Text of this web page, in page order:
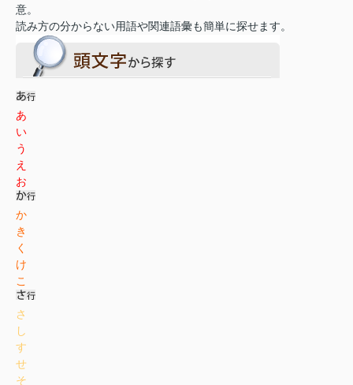
意。
読み方の分からない用語や関連語彙も簡単に探せます。
あ
い
う
え
お
か
き
く
け
こ
さ
し
す
せ
そ